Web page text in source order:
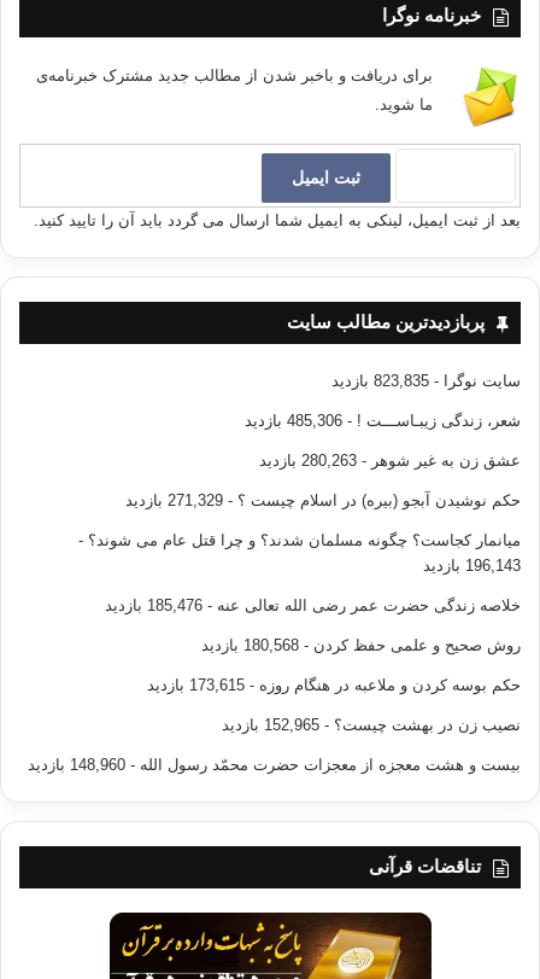
خبرنامه نوگرا
برای دریافت و باخبر شدن از مطالب جدید مشترک خبرنامه‌ی
ما شوید.
بعد از ثبت ایمیل، لینکی به ایمیل شما ارسال می گردد باید آن را تایید کنید.
پربازدیدترین مطالب سایت
سایت نوگرا - 823,835 بازدید
شعر، زندگی زیبـاســـت ! - 485,306 بازدید
عشق زن به غیر شوهر - 280,263 بازدید
حکم نوشیدن آبجو (بیره) در اسلام چیست ؟ - 271,329 بازدید
میانمار کجاست؟ چگونه مسلمان شدند؟ و چرا قتل عام می شوند؟ -
196,143 بازدید
خلاصه زندگی حضرت عمر رضی الله تعالی عنه - 185,476 بازدید
روش صحیح و علمی حفظ کردن - 180,568 بازدید
حکم بوسه کردن و ملاعبه در هنگام روزه - 173,615 بازدید
نصیب زن در بهشت چیست؟ - 152,965 بازدید
بیست و هشت معجزه از معجزات حضرت محمّد رسول الله - 148,960 بازدید
تناقضات قرآنی